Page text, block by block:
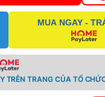
MUA NGAY -
TRÊN TRANG CỦA TỔ